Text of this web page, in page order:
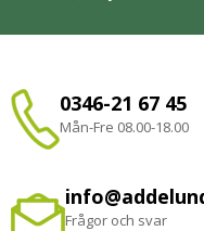
0346-21 67 45
Mån-Fre 08.00-18.00
Frågor och svar